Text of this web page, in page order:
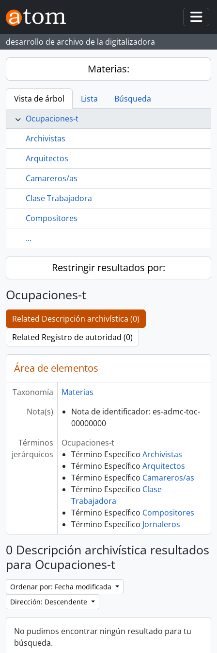
Skip to main content
desarrollo de archivo de la digitalizadora
Materias:
Vista de árbol Lista
Búsqueda
Ocupaciones-t
Archivistas
Arquitectos
Camareros/as
Clase Trabajadora
Compositores
...
Restringir resultados por:
Ocupaciones-t
Related Descripción archivística (0)
Related Registro de autoridad (0)
Área de elementos
Taxonomía
Materias
Nota(s)
Nota de identificador: es-admc-toc-
00000000
Términos
jerárquicos
Ocupaciones-t
Término Específico Archivistas
Término Específico Arquitectos
Término Específico Camareros/as
Término Específico Clase
Trabajadora
Término Específico Compositores
Término Específico Jornaleros
0 Descripción archivística resultados
para Ocupaciones-t
Ordenar por: Fecha modificada
Dirección: Descendente
No pudimos encontrar ningún resultado para tu
búsqueda.